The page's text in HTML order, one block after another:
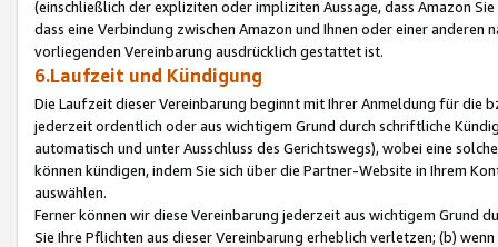
(einschließlich der expliziten oder impliziten Aussage, dass Amazon
dass eine Verbindung zwischen Amazon und Ihnen oder einer
vorliegenden Vereinbarung ausdrücklich gestattet ist.
6.Laufzeit und Kündigung
Die Laufzeit dieser Vereinbarung beginnt mit Ihrer Anmeldung für die
jederzeit ordentlich oder aus wichtigem Grund durch schriftliche
automatisch und unter Ausschluss des Gerichtswegs), wobei eine
können kündigen, indem Sie sich über die Partner-Website in Ihrem
auswählen.
Ferner können wir diese Vereinbarung jederzeit aus wichtigem Grund
Sie Ihre Pflichten aus dieser Vereinbarung erheblich verletzen; (b)